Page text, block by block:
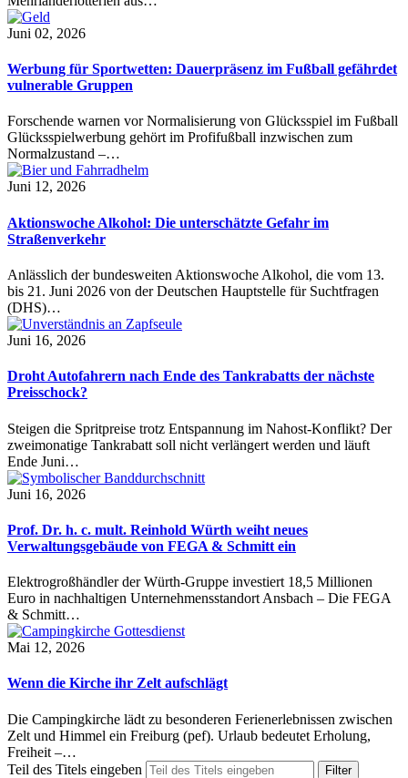
Juni 02, 2026
Werbung für Sportwetten: Dauerpräsenz im Fußball gefährdet
vulnerable Gruppen
Forschende warnen vor Normalisierung von Glücksspiel im Fußball
Glücksspielwerbung gehört im Profifußball inzwischen zum
Normalzustand –…
Juni 12, 2026
Aktionswoche Alkohol: Die unterschätzte Gefahr im
Straßenverkehr
Anlässlich der bundesweiten Aktionswoche Alkohol, die vom 13.
bis 21. Juni 2026 von der Deutschen Hauptstelle für Suchtfragen
(DHS)…
Juni 16, 2026
Droht Autofahrern nach Ende des Tankrabatts der nächste
Preisschock?
Steigen die Spritpreise trotz Entspannung im Nahost-Konflikt? Der
zweimonatige Tankrabatt soll nicht verlängert werden und läuft
Ende Juni…
Juni 16, 2026
Prof. Dr. h. c. mult. Reinhold Würth weiht neues
Verwaltungsgebäude von FEGA & Schmitt ein
Elektrogroßhändler der Würth-Gruppe investiert 18,5 Millionen
Euro in nachhaltigen Unternehmensstandort Ansbach – Die FEGA
& Schmitt…
Mai 12, 2026
Wenn die Kirche ihr Zelt aufschlägt
Die Campingkirche lädt zu besonderen Ferienerlebnissen zwischen
Zelt und Himmel ein Freiburg (pef). Urlaub bedeutet Erholung,
Freiheit –…
Teil des Titels eingeben
Filter